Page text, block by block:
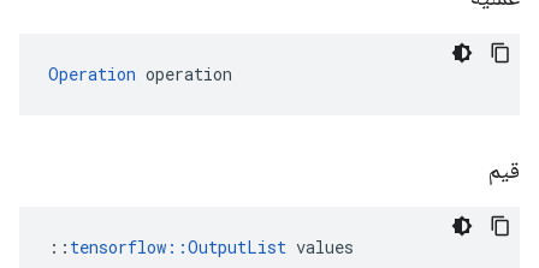
Operation operation
قيم
:: tensorflow::OutputList values